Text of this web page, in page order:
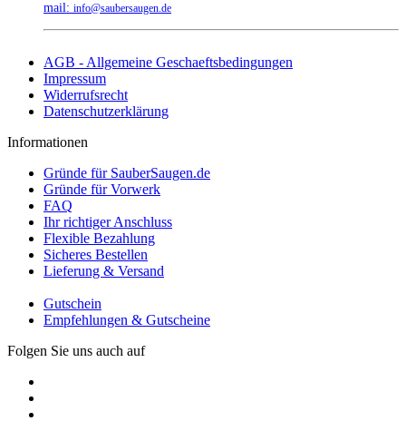
mail: info@saubersaugen.de
AGB - Allgemeine Geschaeftsbedingungen
Impressum
Widerrufsrecht
Datenschutzerklärung
Informationen
Gründe für SauberSaugen.de
Gründe für Vorwerk
FAQ
Ihr richtiger Anschluss
Flexible Bezahlung
Sicheres Bestellen
Lieferung & Versand
Gutschein
Empfehlungen & Gutscheine
Folgen Sie uns auch auf